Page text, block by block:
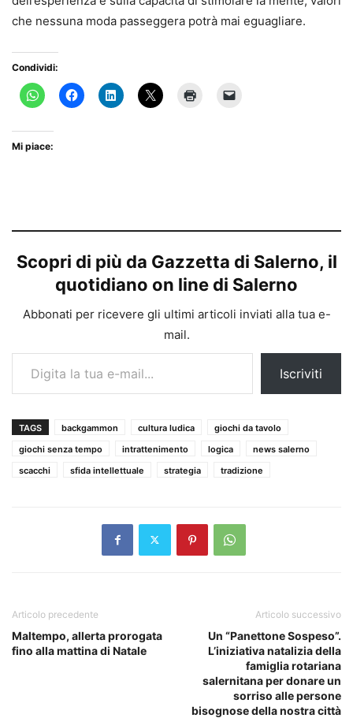
che nessuna moda passeggera potrà mai eguagliare.
Condividi:
Mi piace:
Scopri di più da Gazzetta di Salerno, il
quotidiano on line di Salerno
Abbonati per ricevere gli ultimi articoli inviati alla tua e-
mail.
Digita la tua e-mail...
Iscriviti
TAGS backgammon cultura ludica
giochi da tavolo
giochi senza tempo
intrattenimento logica
news salerno
scacchi
sfida intellettuale strategia tradizione
Articolo precedente
Maltempo, allerta prorogata
fino alla mattina di Natale
Articolo successivo
Un “Panettone Sospeso”.
L’iniziativa natalizia della
famiglia rotariana
salernitana per donare un
sorriso alle persone
bisognose della nostra città